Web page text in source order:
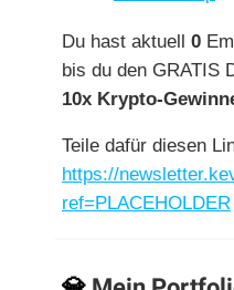
Du hast aktuell 0
bis du den GRATIS
10x Krypto-
Teile dafür diesen
https://
ref=PLACEHOLDER